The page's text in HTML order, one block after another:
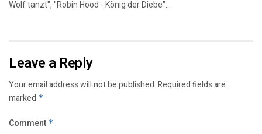
Wolf tanzt", "Robin Hood - König der Diebe"...
Leave a Reply
Your email address will not be published.Required fields are
marked *
Comment *